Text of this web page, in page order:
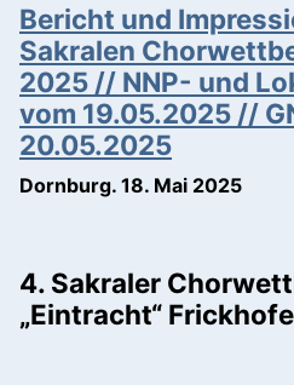
Bericht und
Sakralen
2025 // NNP- und
vom 19.05.2025 //
20.05.2025
Dornburg. 18. Mai 2025
4. Sakraler
„Eintracht“